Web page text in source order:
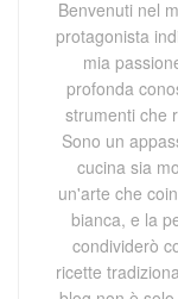
Benvenuti nel
protagonista
mia
profonda
strumenti che
Sono un
cucina sia
un'arte che
bianca, e la
condividerò
ricette